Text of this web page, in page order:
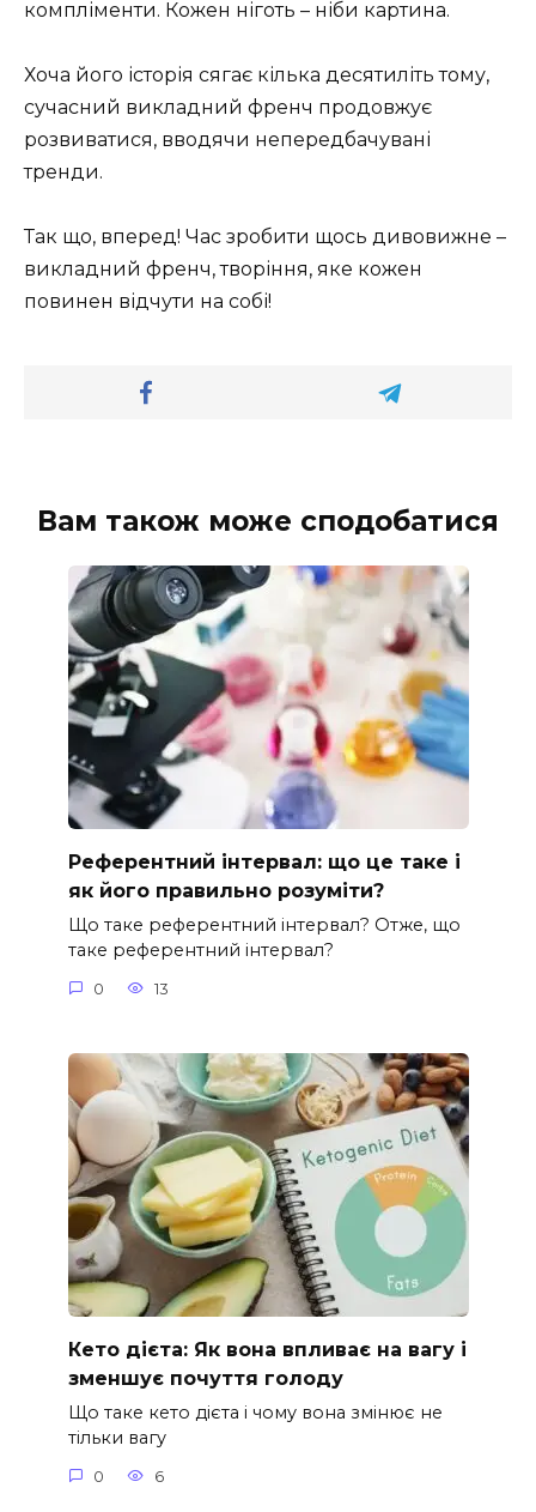
компліменти. Кожен ніготь – ніби картина.
Хоча його історія сягає кілька десятиліть тому,
сучасний викладний френч продовжує
розвиватися, вводячи непередбачувані
тренди.
Так що, вперед! Час зробити щось дивовижне –
викладний френч, творіння, яке кожен
повинен відчути на собі!
Вам також може сподобатися
Референтний інтервал: що це таке і
як його правильно розуміти?
Що таке референтний інтервал? Отже, що
таке референтний інтервал?
0 13
Кето дієта: Як вона впливає на вагу і
зменшує почуття голоду
Що таке кето дієта і чому вона змінює не
тільки вагу
0 6